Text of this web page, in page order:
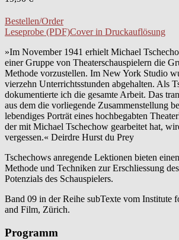
Bestellen/Order
Leseprobe (PDF)Cover in Druckauflösung
»Im November 1941 erhielt Michael
einer Gruppe von Theaterschauspielern die
Methode vorzustellen. Im New York Studio
vierzehn Unterrichtsstunden abgehalten. Als
dokumentierte ich die gesamte Arbeit. Das
aus dem die vorliegende Zusammenstellung
lebendiges Porträt eines hochbegabten
der mit Michael Tschechow gearbeitet hat,
vergessen.« Deirdre Hurst du Prey
Tschechows anregende Lektionen bieten
Methode und Techniken zur Erschliessung
Potenzials des Schauspielers.
Band 09 in der Reihe subTexte vom Institute
and Film, Zürich.
Programm